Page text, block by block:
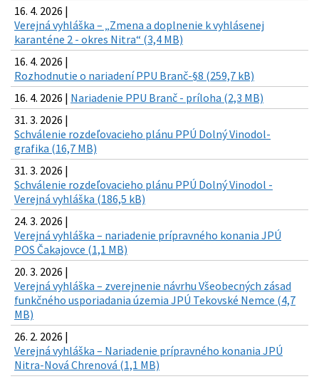
16. 4. 2026 |
Verejná vyhláška – „Zmena a doplnenie k vyhlásenej
karanténe 2 - okres Nitra“ (3,4 MB)
16. 4. 2026 |
Rozhodnutie o nariadení PPU Branč-§8 (259,7 kB)
16. 4. 2026 | Nariadenie PPU Branč - príloha (2,3 MB)
31. 3. 2026 |
Schválenie rozdeľovacieho plánu PPÚ Dolný Vinodol-
grafika (16,7 MB)
31. 3. 2026 |
Schválenie rozdeľovacieho plánu PPÚ Dolný Vinodol -
Verejná vyhláška (186,5 kB)
24. 3. 2026 |
Verejná vyhláška – nariadenie prípravného konania JPÚ
POS Čakajovce (1,1 MB)
20. 3. 2026 |
Verejná vyhláška – zverejnenie návrhu Všeobecných zásad
funkčného usporiadania územia JPÚ Tekovské Nemce (4,7
MB)
26. 2. 2026 |
Verejná vyhláška – Nariadenie prípravného konania JPÚ
Nitra-Nová Chrenová (1,1 MB)